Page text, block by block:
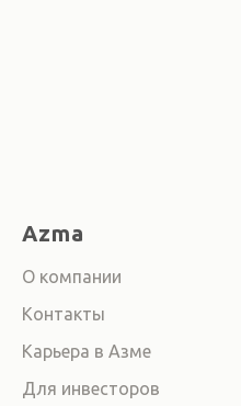
Azma
О компании
Контакты
Карьера в Азме
Для инвесторов